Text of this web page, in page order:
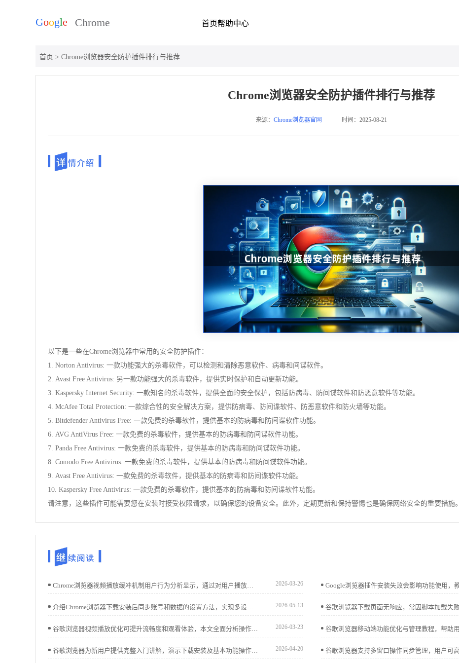
首页帮助中心
首页 > Chrome浏览器安全防护插件排行与推荐
Chrome浏览器安全防护插件排行与推荐
来源： Chrome浏览器官网 时间：2025-08-21
以下是一些在Chrome浏览器中常用的安全防护插件：
1. Norton Antivirus: 一款功能强大的杀毒软件，可以检测和清除恶意软件、病毒和间谍软件。
2. Avast Free Antivirus: 另一款功能强大的杀毒软件，提供实时保护和自动更新功能。
3. Kaspersky Internet Security: 一款知名的杀毒软件，提供全面的安全保护，包括防病毒、防间谍软件和防恶意软件等功能。
4. McAfee Total Protection: 一款综合性的安全解决方案，提供防病毒、防间谍软件、防恶意软件和防火墙等功能。
5. Bitdefender Antivirus Free: 一款免费的杀毒软件，提供基本的防病毒和防间谍软件功能。
6. AVG AntiVirus Free: 一款免费的杀毒软件，提供基本的防病毒和防间谍软件功能。
7. Panda Free Antivirus: 一款免费的杀毒软件，提供基本的防病毒和防间谍软件功能。
8. Comodo Free Antivirus: 一款免费的杀毒软件，提供基本的防病毒和防间谍软件功能。
9. Avast Free Antivirus: 一款免费的杀毒软件，提供基本的防病毒和防间谍软件功能。
10. Kaspersky Free Antivirus: 一款免费的杀毒软件，提供基本的防病毒和防间谍软件功能。
请注意，这些插件可能需要您在安装时接受权限请求，以确保您的设备安全。此外，定期更新和保持警惕也是确保网络安全的重要措施。
Chrome浏览器视频播放缓冲机制用户行为分析显示，通过对用户播放习惯和缓冲优化策略研究，提升视频观看稳定性和流畅度。 2026-03-26
介绍Chrome浏览器下载安装后同步账号和数据的设置方法，实现多设备数据无缝连接，提升使用便捷性。 2026-05-13
谷歌浏览器视频播放优化可提升流畅度和观看体验，本文全面分析操作效果，帮助用户实现高清视频顺畅播放。 2026-03-23
谷歌浏览器为新用户提供完整入门讲解，演示下载安装及基本功能操作流程，帮助用户快速熟悉浏览器环境。 2026-04-20